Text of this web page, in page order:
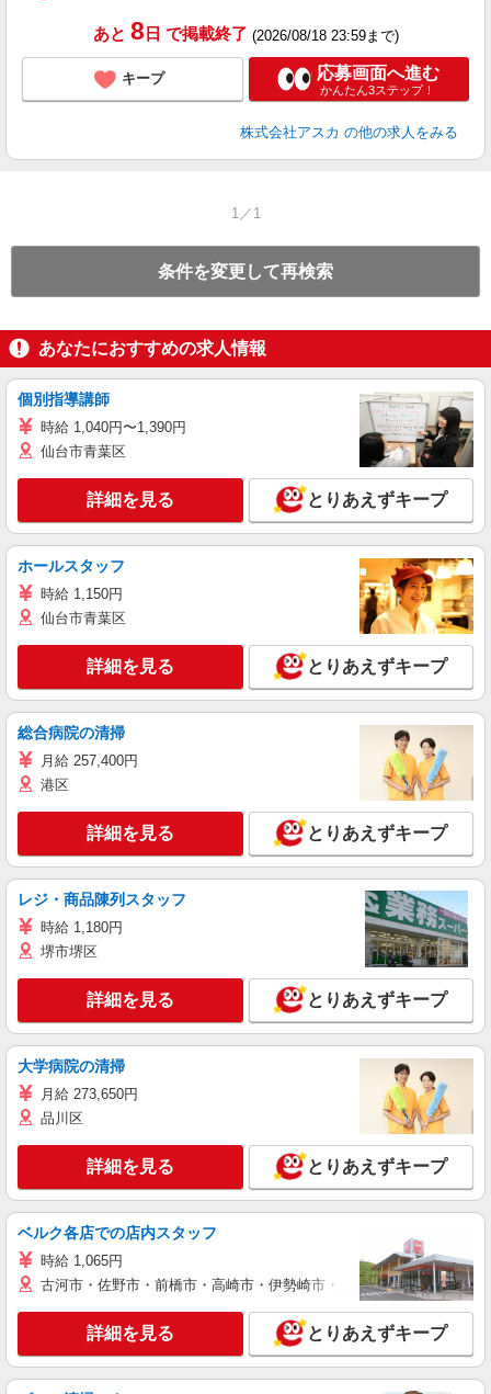
あと 8 日 で掲載終了 (2026/08/18 23:59まで)
キープ 応募画面へ進む
かんたん3ステップ！
株式会社アスカ の他の求人をみる
1／1
条件を変更して再検索
あなたにおすすめの求人情報
個別指導講師
時給 1,040円〜1,390円
仙台市青葉区
詳細を見る とりあえずキープ
ホールスタッフ
時給 1,150円
仙台市青葉区
詳細を見る とりあえずキープ
総合病院の清掃
月給 257,400円
港区
詳細を見る とりあえずキープ
レジ・商品陳列スタッフ
時給 1,180円
堺市堺区
詳細を見る とりあえずキープ
大学病院の清掃
月給 273,650円
品川区
詳細を見る とりあえずキープ
ベルク各店での店内スタッフ
時給 1,065円
古河市・佐野市・前橋市・高崎市・伊勢崎市・太田市・館林市・藤
詳細を見る とりあえずキープ